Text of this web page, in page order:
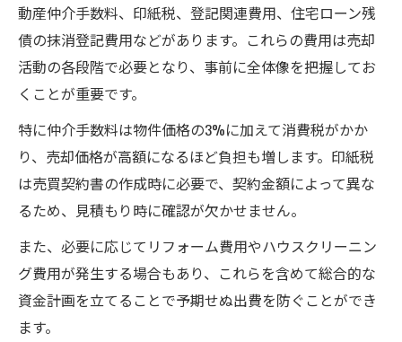
門真市で利益を最大化する戸建売却戦略
地価変動を活かした戸建売却の交渉術紹介
仲介手数料をゼロに近づける実践術
戸建売却で仲介手数料を抑える交渉方法
特例措置を活用した戸建売却手数料節約術
仲介手数料の仕組みと削減できる理由解説
戸建売却で手数料負担が少ない方法とは
評価額1000万の土地売値シミュレーション
戸建売却で評価額1000万の売値を算定する
動産仲介手数料、印紙税、登記関連費用、住宅ローン残
債の抹消登記費用などがあります。これらの費用は売却
活動の各段階で必要となり、事前に全体像を把握してお
くことが重要です。
特に仲介手数料は物件価格の3%に加えて消費税がかか
り、売却価格が高額になるほど負担も増します。印紙税
は売買契約書の作成時に必要で、契約金額によって異な
るため、見積もり時に確認が欠かせません。
また、必要に応じてリフォーム費用やハウスクリーニン
グ費用が発生する場合もあり、これらを含めて総合的な
資金計画を立てることで予期せぬ出費を防ぐことができ
ます。